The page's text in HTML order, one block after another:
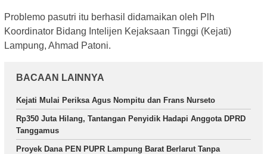
Problemo pasutri itu berhasil didamaikan oleh Plh
Koordinator Bidang Intelijen Kejaksaan Tinggi (Kejati)
Lampung, Ahmad Patoni.
BACAAN LAINNYA
Kejati Mulai Periksa Agus Nompitu dan Frans Nurseto
Rp350 Juta Hilang, Tantangan Penyidik Hadapi Anggota DPRD
Tanggamus
Proyek Dana PEN PUPR Lampung Barat Berlarut Tanpa